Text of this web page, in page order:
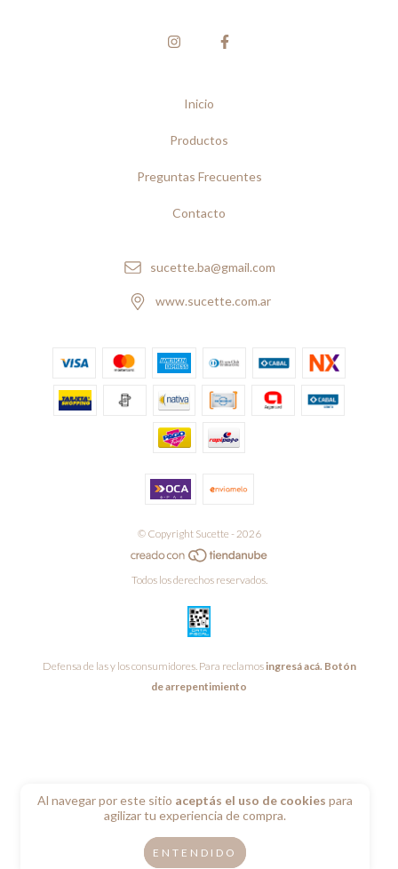
Al navegar por este sitio aceptás el uso de cookies para
agilizar tu experiencia de compra.
ENTENDIDO
Inicio
Productos
Preguntas Frecuentes
Contacto
sucette.ba@gmail.com
www.sucette.com.ar
© Copyright Sucette - 2026
Todos los derechos reservados.
Defensa de las y los consumidores. Para reclamos ingresá acá. Botón
de arrepentimiento